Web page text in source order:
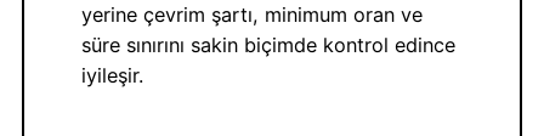
yerine çevrim şartı, minimum oran ve
süre sınırını sakin biçimde kontrol edince
iyileşir.